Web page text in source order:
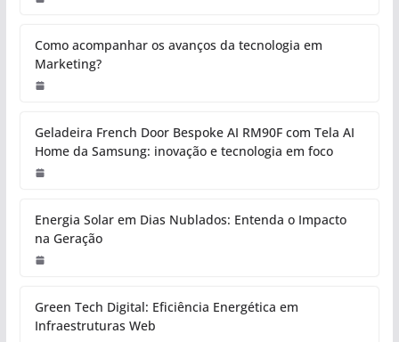
Como acompanhar os avanços da tecnologia em
Marketing?
Geladeira French Door Bespoke AI RM90F com Tela AI
Home da Samsung: inovação e tecnologia em foco
Energia Solar em Dias Nublados: Entenda o Impacto
na Geração
Green Tech Digital: Eficiência Energética em
Infraestruturas Web